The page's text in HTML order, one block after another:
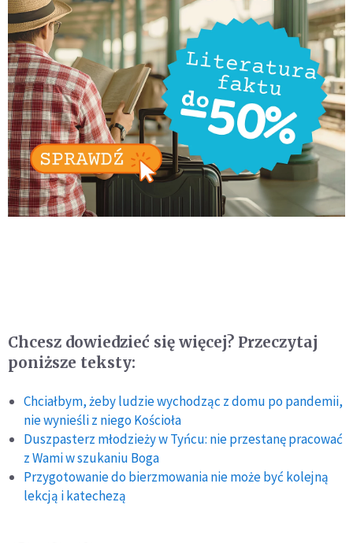
Chcesz dowiedzieć się więcej? Przeczytaj
poniższe teksty:
Chciałbym, żeby ludzie wychodząc z domu po pandemii,
nie wynieśli z niego Kościoła
Duszpasterz młodzieży w Tyńcu: nie przestanę pracować
z Wami w szukaniu Boga
Przygotowanie do bierzmowania nie może być kolejną
lekcją i katechezą